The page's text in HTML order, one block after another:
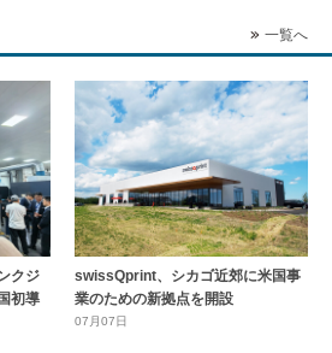
一覧へ
クジ
初導
swissQprint、シカゴ近郊に⽶国事
業のための新拠点を開設
07月07日